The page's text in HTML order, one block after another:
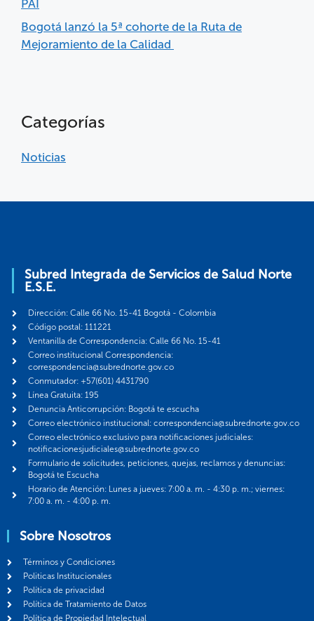
PAI
Bogotá lanzó la 5ª cohorte de la Ruta de
Mejoramiento de la Calidad
Categorías
Noticias
Subred Integrada de Servicios de Salud Norte
E.S.E.
Dirección: Calle 66 No. 15-41 Bogotá - Colombia
Código postal: 111221
Ventanilla de Correspondencia: Calle 66 No. 15-41
Correo institucional Correspondencia:
correspondencia@subrednorte.gov.co
Conmutador: +57(601) 4431790
Línea Gratuita: 195
Denuncia Anticorrupción: Bogotá te escucha
Correo electrónico institucional: correspondencia@subrednorte.gov.co
Correo electrónico exclusivo para notificaciones judiciales:
notificacionesjudiciales@subrednorte.gov.co
Formulario de solicitudes, peticiones, quejas, reclamos y denuncias:
Bogotá te Escucha
Horario de Atención: Lunes a jueves: 7:00 a. m. - 4:30 p. m.; viernes:
7:00 a. m. - 4:00 p. m.
Sobre Nosotros
Términos y Condiciones
Politicas Institucionales
Política de privacidad
Política de Tratamiento de Datos
Política de Propiedad Intelectual